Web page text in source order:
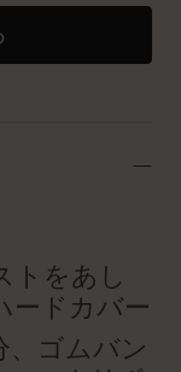
トをあし
ードカバー
、ゴムバン